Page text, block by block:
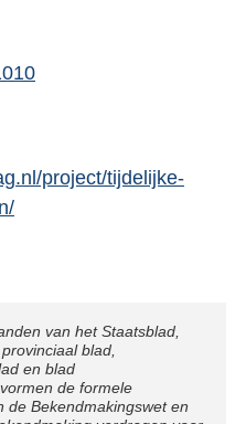
project/tijdelijke-
van het Staatsblad,
blad,
en blad
de formele
de Bekendmakingswet en